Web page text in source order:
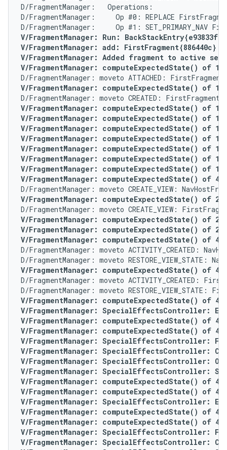
D/FragmentManager:   Operations:
D/FragmentManager:     Op #0: REPLACE
V/FragmentManager: Run: BackStackEntry{e93833f}
V/FragmentManager: add: FirstFragment{886440c}
V/FragmentManager: Added fragment to active set
V/FragmentManager: computeExpectedState() of 1
V/FragmentManager: computeExpectedState() of 1
V/FragmentManager: computeExpectedState() of 1
V/FragmentManager: computeExpectedState() of 1
V/FragmentManager: computeExpectedState() of 1
V/FragmentManager: computeExpectedState() of 1
V/FragmentManager: computeExpectedState() of 1
V/FragmentManager: computeExpectedState() of 1
V/FragmentManager: computeExpectedState() of 1
V/FragmentManager: computeExpectedState() of 4
V/FragmentManager: computeExpectedState() of 2
V/FragmentManager: computeExpectedState() of 2
V/FragmentManager: computeExpectedState() of 2
V/FragmentManager: computeExpectedState() of 4
D/FragmentManager: moveto ACTIVITY_CREATED:
V/FragmentManager: computeExpectedState() of 4
D/FragmentManager: moveto ACTIVITY_CREATED:
V/FragmentManager: computeExpectedState() of 4
V/FragmentManager: SpecialEffectsController:
V/FragmentManager: computeExpectedState() of 4
V/FragmentManager: computeExpectedState() of 4
V/FragmentManager: SpecialEffectsController:
V/FragmentManager: SpecialEffectsController:
V/FragmentManager: SpecialEffectsController:
V/FragmentManager:
V/FragmentManager: computeExpectedState() of 4
V/FragmentManager: computeExpectedState() of 4
V/FragmentManager: SpecialEffectsController:
V/FragmentManager: computeExpectedState() of 4
V/FragmentManager: computeExpectedState() of 4
V/FragmentManager: SpecialEffectsController: For
V/FragmentManager: SpecialEffectsController: